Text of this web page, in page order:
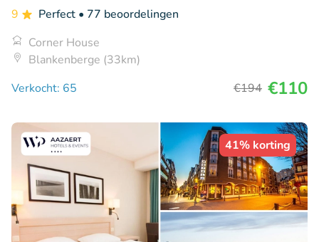
9 Perfect • 77 beoordelingen
Corner House
Blankenberge (33km)
Verkocht: 65
€194 €110
41% korting